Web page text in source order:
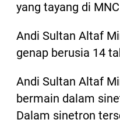
yang tayang di
Andi Sultan Altaf
genap berusia 14
Andi Sultan Altaf
bermain dalam
Dalam sinetron